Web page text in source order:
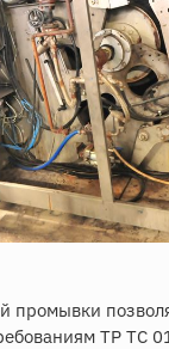
промывки
ТР ТС